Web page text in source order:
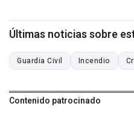
Últimas noticias sobre
Guardia Civil Incendio
Contenido patrocinado